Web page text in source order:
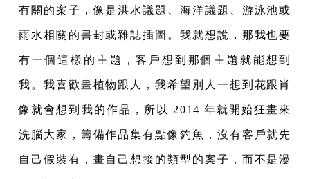
有關的案子，像是洪水議題、海洋議題、游泳池或
雨水相關的書封或雜誌插圖。我就想說，那我也要
有一個這樣的主題，客戶想到那個主題就能想到
我。我喜歡畫植物跟人，我希望別人一想到花跟肖
像就會想到我的作品，所以 2014 年就開始狂畫來
洗腦大家，籌備作品集有點像釣魚，沒有客戶就先
自己假裝有，畫自己想接的類型的案子，而不是漫